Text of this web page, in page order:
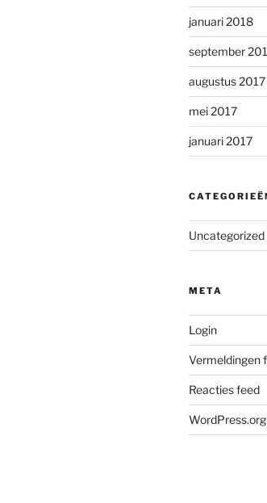
januari 2018
september
augustus 2017
mei 2017
januari 2017
Uncategorized
META
Login
Vermeldingen
Reacties feed
WordPress.org